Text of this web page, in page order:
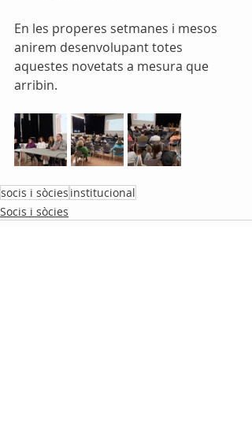
En les properes setmanes i mesos
anirem desenvolupant totes
aquestes novetats a mesura que
arribin.
socis i sòcies institucional
Socis i sòcies